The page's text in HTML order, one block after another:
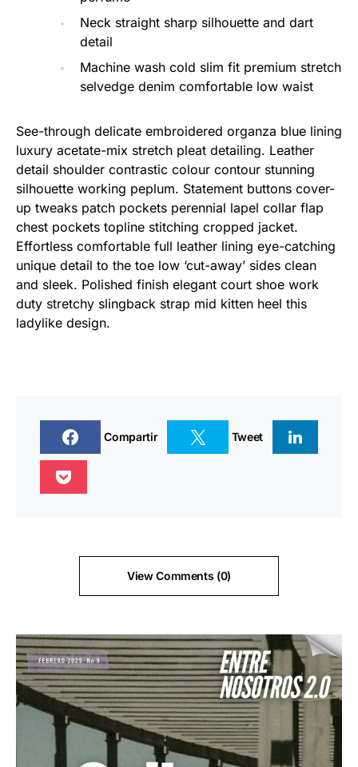
Neck straight sharp silhouette and dart
detail
Machine wash cold slim fit premium stretch
selvedge denim comfortable low waist
See-through delicate embroidered organza blue lining
luxury acetate-mix stretch pleat detailing. Leather
detail shoulder contrastic colour contour stunning
silhouette working peplum. Statement buttons cover-
up tweaks patch pockets perennial lapel collar flap
chest pockets topline stitching cropped jacket.
Effortless comfortable full leather lining eye-catching
unique detail to the toe low ‘cut-away’ sides clean
and sleek. Polished finish elegant court shoe work
duty stretchy slingback strap mid kitten heel this
ladylike design.
Compartir Tweet
View Comments (0)